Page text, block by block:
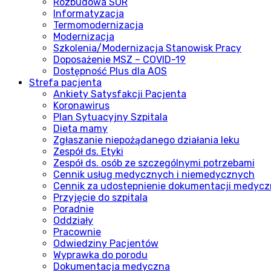
Informatyzacja
Termomodernizacja
Modernizacja
Szkolenia/Modernizacja Stanowisk Pracy
Doposażenie MSZ – COVID-19
Dostępność Plus dla AOS
Strefa pacjenta
Ankiety Satysfakcji Pacjenta
Koronawirus
Plan Sytuacyjny Szpitala
Dieta mamy
Zgłaszanie niepożądanego działania leku
Zespół ds. Etyki
Zespół ds. osób ze szczególnymi potrzebami
Cennik usług medycznych i niemedycznych
Cennik za udostepnienie dokumentacji
Przyjęcie do szpitala
Poradnie
Oddziały
Pracownie
Odwiedziny Pacjentów
Wyprawka do porodu
Dokumentacja medyczna